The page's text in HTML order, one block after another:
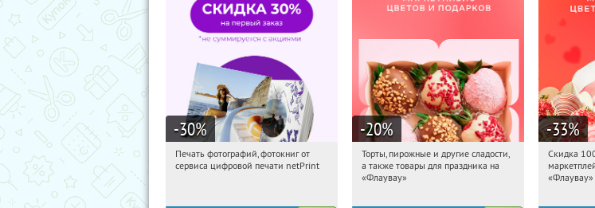
-30%
11:24:06 Получили:
Печать фотографий, фотокниг от
сервиса цифровой печати netPrint
-20%
11:24:06 Получили:
Россия
Торты, пирожные и другие сладости,
а также товары для праздника на
«Флаувау»
-33%
Россия
Скидка
«Флаувау»